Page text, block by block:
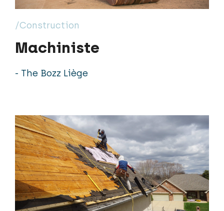
/Construction
Machiniste
- The Bozz Liège